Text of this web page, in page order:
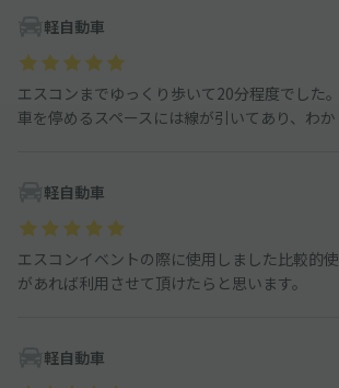
軽自動車
エスコンまでゆっくり歩いて20分程度でした。
車を停めるスペースには線が引いてあり、わか
軽自動車
エスコンイベントの際に使用しました比較的
があれば利用させて頂けたらと思います。
軽自動車